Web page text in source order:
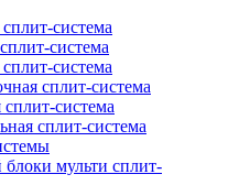
система
система
система
сплит-система
система
сплит-система
мульти сплит-